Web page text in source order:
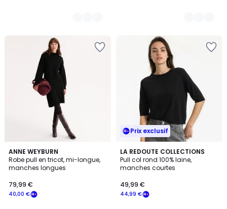
ANNE WEYBURN
Robe pull en tricot, mi-longue,
manches longues
40,00 €
79,99 €
3,7
/ 5
2
Couleurs
Prix exclusif
LA REDOUTE COLLECTIONS
Pull col rond 100% laine,
manches courtes
44,99 €
49,99 €
4,6
/ 5
3
Couleurs